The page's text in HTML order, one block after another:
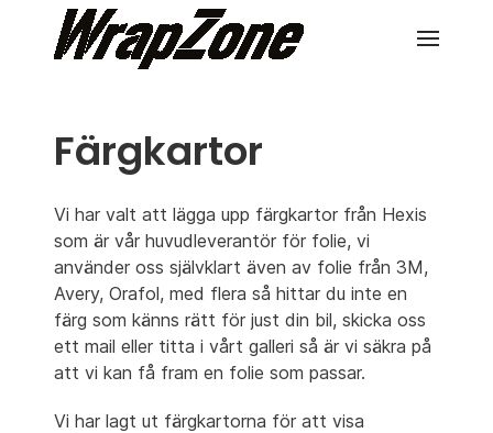
Färgkartor
Vi har valt att lägga upp färgkartor från Hexis
som är vår huvudleverantör för folie, vi
använder oss självklart även av folie från 3M,
Avery, Orafol, med flera så hittar du inte en
färg som känns rätt för just din bil, skicka oss
ett mail eller titta i vårt galleri så är vi säkra på
att vi kan få fram en folie som passar.
Vi har lagt ut färgkartorna för att visa